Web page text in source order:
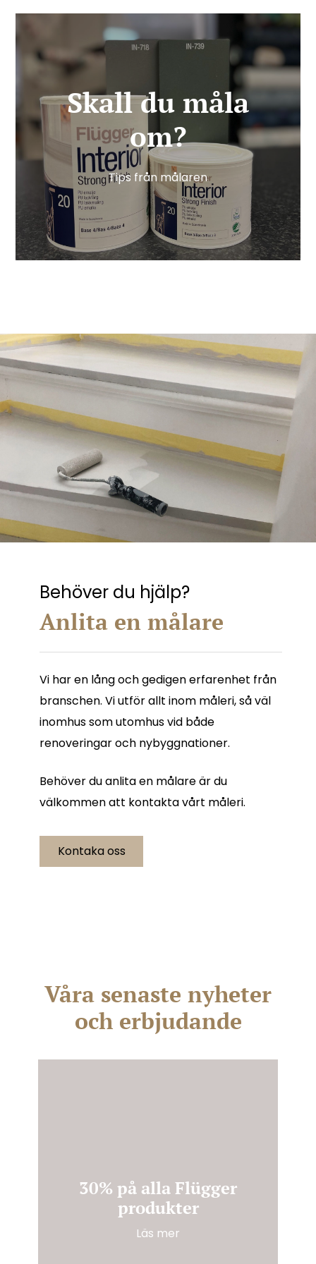
Skall du måla
om?
Tips från målaren
Behöver du hjälp?
Anlita en målare
Vi har en lång och gedigen erfarenhet från
branschen. Vi utför allt inom måleri, så väl
inomhus som utomhus vid både
renoveringar och nybyggnationer.
Behöver du anlita en målare är du
välkommen att kontakta vårt måleri.
Kontaka oss
Våra senaste nyheter
och erbjudande
30% på alla Flügger
produkter
Läs mer